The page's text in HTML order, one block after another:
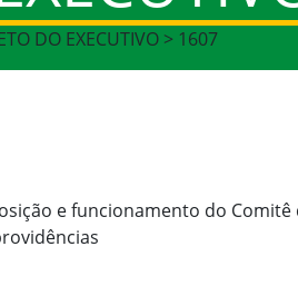
DO EXECUTIVO > 1607
e funcionamento do